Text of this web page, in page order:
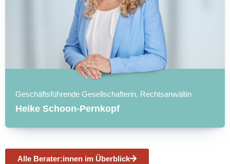
Geschäftsführende Gesellschafterin, Rechtsanwältin
Heike Schoon-Pernkopf
Alle Berater:innen im Überblick